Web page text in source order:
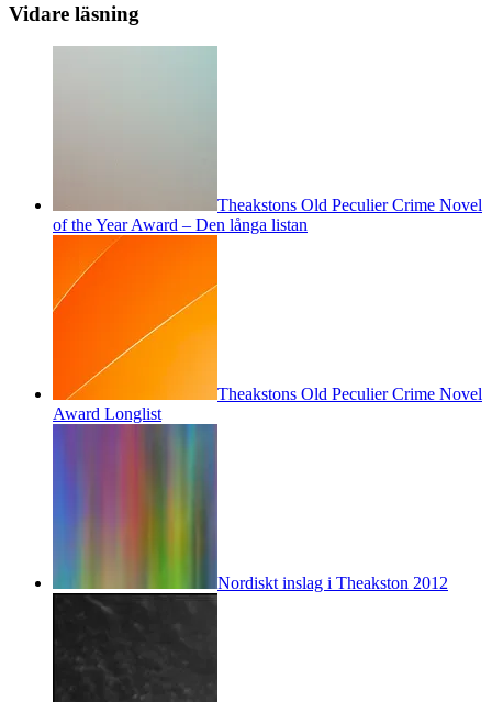
Vidare läsning
Theakstons Old Peculier Crime Novel
of the Year Award – Den långa listan
Theakstons Old Peculier Crime Novel
Award Longlist
Nordiskt inslag i Theakston 2012